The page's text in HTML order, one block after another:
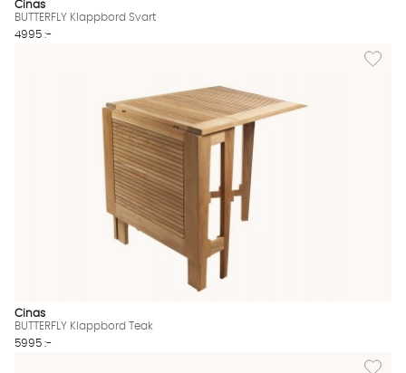
Cinas
BUTTERFLY Klappbord Svart
4995 :-
Lägg
Cinas
BUTTERFLY Klappbord Teak
5995 :-
Lägg